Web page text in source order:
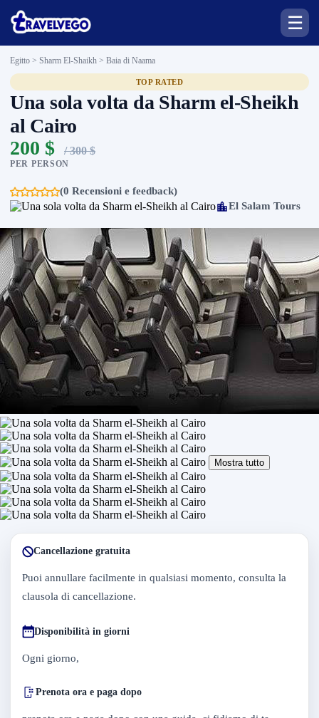
☰
Egitto > Sharm El-Shaikh > Baia di Naama
TOP RATED
Una sola volta da Sharm el-Sheikh
al Cairo
200 $
/ 300 $
PER PERSON
(0 Recensioni e feedback)
El Salam Tours
Mostra tutto
Cancellazione gratuita
Puoi annullare facilmente in qualsiasi momento, consulta la
clausola di cancellazione.
Disponibilità in giorni
Ogni giorno,
Prenota ora e paga dopo